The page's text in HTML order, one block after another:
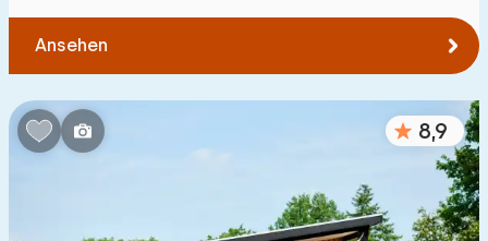
Ansehen
8,9